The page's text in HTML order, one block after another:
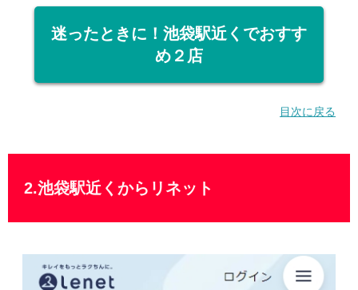
迷ったときに！池袋駅近くでおすす
め２店
目次に戻る
2.池袋駅近くからリネット